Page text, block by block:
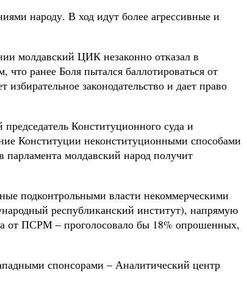
народу. В ход идут более агрессивные и
молдавский ЦИК незаконно отказал в
ранее Боля пытался баллотироваться от
законодательство и дает право
Конституционного суда и
Конституции неконституционными способами
молдавский народ получит
подконтрольными власти некоммерческими
республиканский институт), напрямую
от ПСРМ – проголосовало бы 18% опрошенных,
спонсорами – Аналитический центр